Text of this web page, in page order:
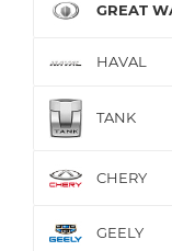
GREAT
HAVAL
TANK
CHERY
GEELY